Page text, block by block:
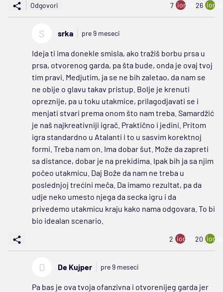
Odgovori 7 ion:minus
26
S srka pre 9 meseci
Ideja ti ima donekle smisla, ako tražiš borbu prsa u
prsa, otvorenog garda, pa šta bude, onda je ovaj tvoj
tim pravi. Medjutim, ja se ne bih zaletao, da nam se
ne obije o glavu takav pristup. Bolje je krenuti
opreznije, pa u toku utakmice, prilagodjavati se i
menjati stvari prema onom što nam treba. Samardžić
je naš najkreativniji igrač. Praktično i jedini. Pritom
igra standardno u Atalanti i to u sasvim korektnoj
formi. Treba nam on. Ima dobar šut. Može da zapreti
sa distance, dobar je na prekidima. Ipak bih ja sa njim
počeo utakmicu. Daj Bože da nam ne treba u
poslednjoj trećini meča. Da imamo rezultat, pa da
udje neko umesto njega da secka igru i da
privedemo utakmicu kraju kako nama odgovara. To bi
bio idealan scenario.
2 ion:minus
20
D De Kujper pre 9 meseci
Pa bas je ova tvoja ofanzivna i otvorenijeg garda jer